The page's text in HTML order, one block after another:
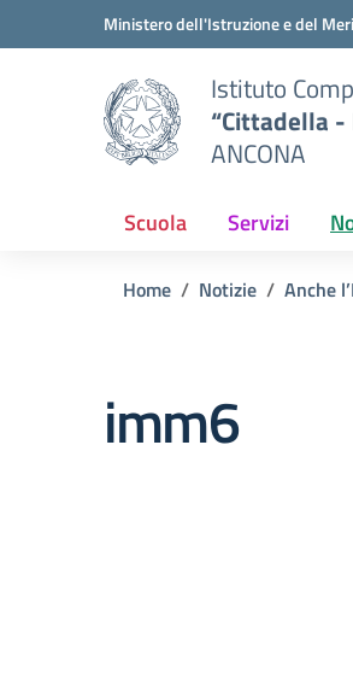
Vai ai contenuti
Vai al menu di navigazioneMinistero dell'Istruzione e del
Istituto
“Cittadella
ANCONA
Scuola Servizi
Home Notizie Anche
imm6